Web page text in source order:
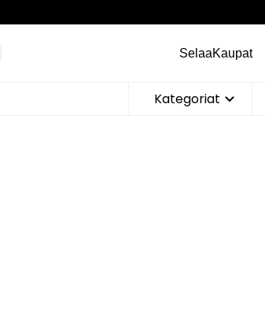
SelaaKaupat
Kategoriat